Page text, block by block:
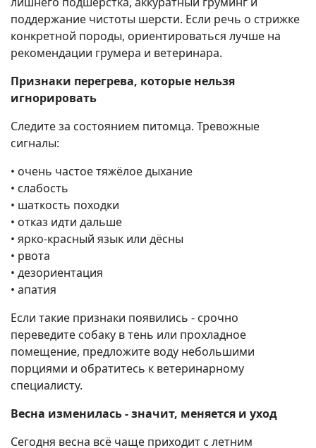
поддержание чистоты шерсти. Если речь о стрижке
конкретной породы, ориентироваться лучше на
рекомендации грумера и ветеринара.
Признаки перегрева, которые нельзя
игнорировать
Следите за состоянием питомца. Тревожные
сигналы:
•⁠ ⁠очень частое тяжёлое дыхание
•⁠ ⁠слабость
•⁠ ⁠шаткость походки
•⁠ ⁠отказ идти дальше
•⁠ ⁠ярко-красный язык или дёсны
•⁠ ⁠рвота
•⁠ ⁠дезориентация
•⁠ ⁠апатия
Если такие признаки появились - срочно
переведите собаку в тень или прохладное
помещение, предложите воду небольшими
порциями и обратитесь к ветеринарному
специалисту.
Весна изменилась - значит, меняется и уход
Сегодня весна всё чаще приходит с летним